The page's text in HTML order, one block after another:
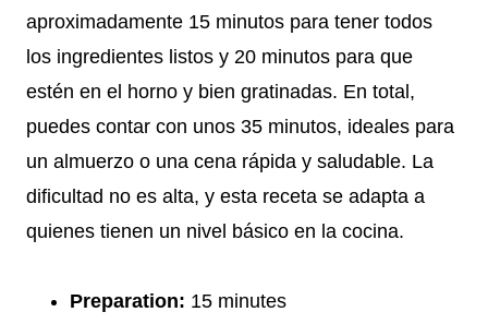
aproximadamente 15 minutos para tener todos
los ingredientes listos y 20 minutos para que
estén en el horno y bien gratinadas. En total,
puedes contar con unos 35 minutos, ideales para
un almuerzo o una cena rápida y saludable. La
dificultad no es alta, y esta receta se adapta a
quienes tienen un nivel básico en la cocina.
Preparation: 15 minutes